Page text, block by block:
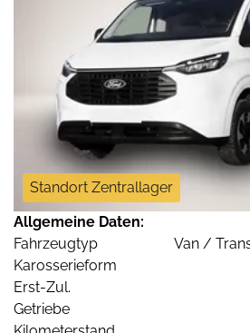
Standort Zentrallager
Allgemeine Daten:
Fahrzeugtyp
Van /
Karosserieform
Erst-Zul.
Getriebe